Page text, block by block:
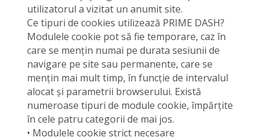
utilizatorul a vizitat un anumit site.
Ce tipuri de cookies utilizează PRIME DASH?
Modulele cookie pot să fie temporare, caz în
care se mențin numai pe durata sesiunii de
navigare pe site sau permanente, care se
mențin mai mult timp, în funcție de intervalul
alocat și parametrii browserului. Există
numeroase tipuri de module cookie, împărțite
în cele patru categorii de mai jos.
• Modulele cookie strict necesare